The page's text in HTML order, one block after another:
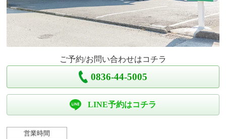
ご予約/お問い合わせはコチラ
0836-44-5005
LINE予約はコチラ
営業時間